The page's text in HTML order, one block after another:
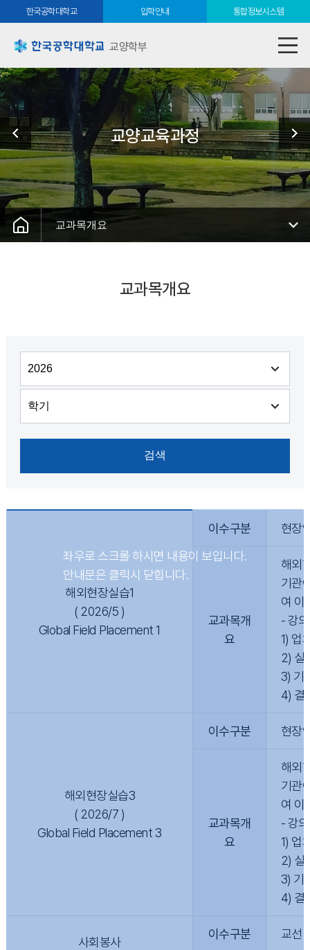
한국공학대학교 입학안내 통합정보시스템
교양학부
교양교육과정
교과목개요
교과목개요
해외현장실습1
( 2026/5 )
Global Field Placement 1
이수구분 현장
교과목개
요
해외
기관
여 이
- 강
1) 업
2) 실
3) 기
4) 결
해외현장실습3
( 2026/7 )
Global Field Placement 3
이수구분 현장
교과목개
요
해외
기관
여 이
- 강
1) 업
2) 실
3) 기
4) 결
사회봉사
이수구분 교선